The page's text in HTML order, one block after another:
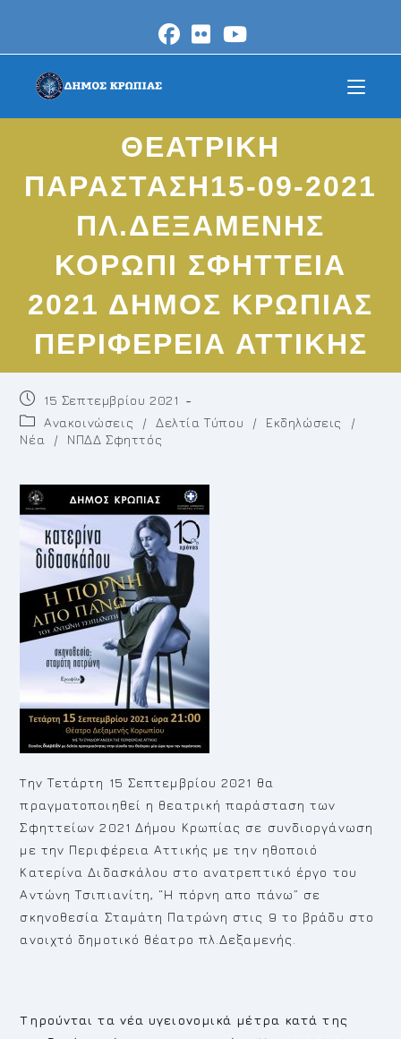
content
ΘΕΑΤΡΙΚΗ
ΠΑΡΑΣΤΑΣΗ15-09-2021
ΠΛ.ΔΕΞΑΜΕΝΗΣ
ΚΟΡΩΠΙ ΣΦΗΤΤΕΙΑ
2021 ΔΗΜΟΣ ΚΡΩΠΙΑΣ
ΠΕΡΙΦΕΡΕΙΑ ΑΤΤΙΚΗΣ
Post
published:
15 Σεπτεμβρίου 2021
Post
category:
Ανακοινώσεις / Δελτία Τύπου / Εκδηλώσεις
/
Νέα
/ ΝΠΔΔ Σφηττός
Tην Τετάρτη 15 Σεπτεμβρίου 2021 θα
πραγματοποιηθεί η θεατρική παράσταση των
Σφηττείων 2021 Δήμου Κρωπίας σε συνδιοργάνωση
με την Περιφέρεια Αττικής με την ηθοποιό
Κατερίνα Διδασκάλου στο ανατρεπτικό έργο του
Αντώνη Τσιπιανίτη, “Η πόρνη απο πάνω” σε
σκηνοθεσία Σταμάτη Πατρώνη στις 9 το βράδυ στο
ανοιχτό δημοτικό θέατρο πλ.Δεξαμενής.
Τηρούνται τα νέα υγειονομικά μέτρα κατά της